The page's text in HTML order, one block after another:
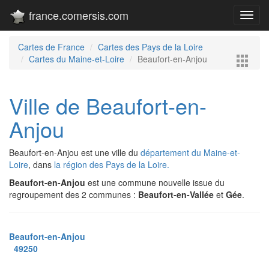
france.comersis.com
Cartes de France
Cartes des Pays de la Loire
Cartes du Maine-et-Loire
Beaufort-en-Anjou
Ville de Beaufort-en-
Anjou
Beaufort-en-Anjou est une ville du département du Maine-et-
Loire, dans la région des Pays de la Loire.
Beaufort-en-Anjou est une commune nouvelle issue du
regroupement des 2 communes : Beaufort-en-Vallée et Gée.
Beaufort-en-Anjou
49250